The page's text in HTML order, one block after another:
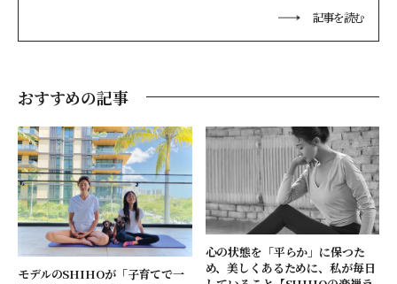
破。 比叡山延暦寺など各地で瞑想リトリートツア
記事を読む
おすすめの記事
モデルのSHIHOが「子育てで一
心の状態を「平らか」に保つた
め、美しくあるために、私が毎日